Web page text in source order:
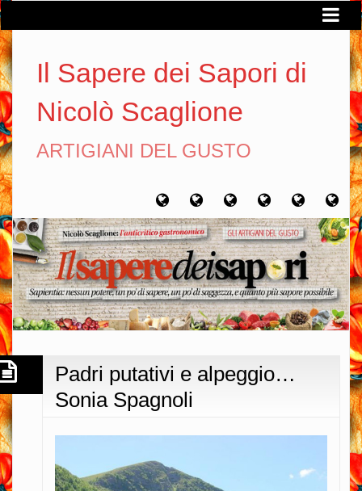
Il Sapere dei Sapori di
Nicolò Scaglione
ARTIGIANI DEL GUSTO
Home Chi
sono
Artigiani
del
gusto
Viaggi
del
gusto
Filosofia
del
gusto
Padri putativi e alpeggio…
Sonia Spagnoli